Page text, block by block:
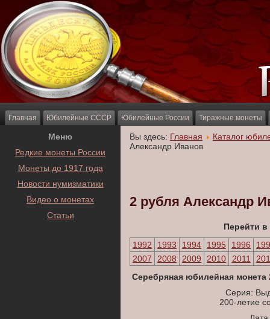
Главная Юбилейные СССР Юбилейные России Тиражные монеты
Меню
Редкие монеты России
Монеты до 1917 года
Новости нумизматики
Видео о монетах
Статьи
Вы здесь: Главная
Каталог
Александр Иванов
2 рубля Александр
Перейти в
1992
1993 1994 1995 1996
2007
2008 2009 2010 2011
Серебряная юбилейная монета
Серия:
200-летие